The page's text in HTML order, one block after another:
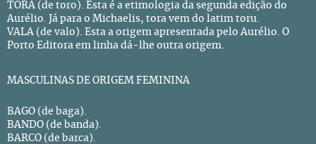
TORA (de toro). Esta é a etimologia da segunda edição do
Aurélio. Já para o Michaelis, tora vem do latim toru.
VALA (de valo). Esta a origem apresentada pelo Aurélio. O
Porto Editora em linha dá-lhe outra origem.
MASCULINAS DE ORIGEM FEMININA
BAGO (de baga).
BANDO (de banda).
BARCO (de barca).